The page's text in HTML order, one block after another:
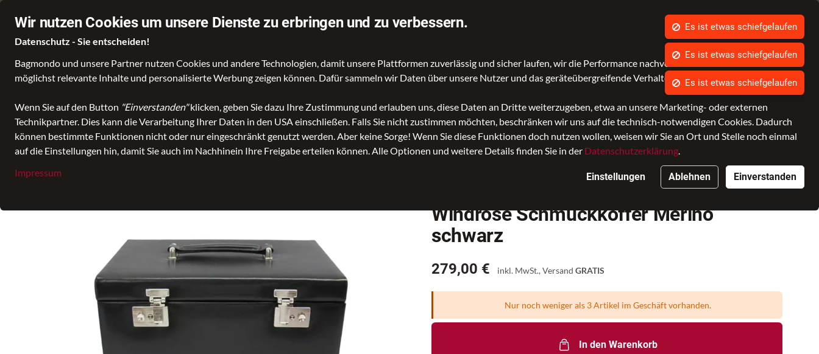
Wir nutzen Cookies um unsere Dienste zu erbringen und zu verbessern.
Datenschutz - Sie entscheiden!
Bagmondo und unsere Partner nutzen Cookies und andere Technologien, damit unsere Plattformen zuverlässig und sicher laufen, wir die Performance nachvollziehen und Ihnen in Zukunft
möglichst relevante Inhalte und personalisierte Werbung zeigen können. Dafür sammeln wir Daten über unsere Nutzer und das geräteübergreifende Verhalten in Bezug auf unsere Angebote.
Wenn Sie auf den Button "Einverstanden"klicken, geben Sie dazu Ihre Zustimmung und erlauben uns, diese Daten an Dritte weiterzugeben, etwa an unsere Marketing- oder externen
Technikpartner. Dies kann die Verarbeitung Ihrer Daten in den USA einschließen. Falls Sie nicht zustimmen möchten, beschränken wir uns auf die technisch-notwendigen Cookies. Dadurch
können bestimmte Funktionen nicht oder nur eingeschränkt genutzt werden. Aber keine Sorge! Wenn Sie diese Funktionen doch nutzen wollen, weisen wir Sie an Ort und Stelle noch einmal
auf die Einstellungen hin, damit Sie auch im Nachhinein Ihre Freigabe erteilen können. Alle Optionen und weitere Details finden Sie in der Datenschutzerklärung.
Impressum
Einstellungen Ablehnen Einverstanden
Mein Konto Wunschliste Warenkorb
Wähle deine Lieblingswelt Taschen Koffer und Reisetaschen Kinder- und Schulartikel Rucksäcke Accessoires Marken SALE
alle Kategorien Schmuckkasten
Windrose Schmuckkoffer Merino
schwarz
Preis
279,00 € inkl. MwSt., Versand GRATIS
Nur noch weniger als 3 Artikel im Geschäft vorhanden.
In den Warenkorb